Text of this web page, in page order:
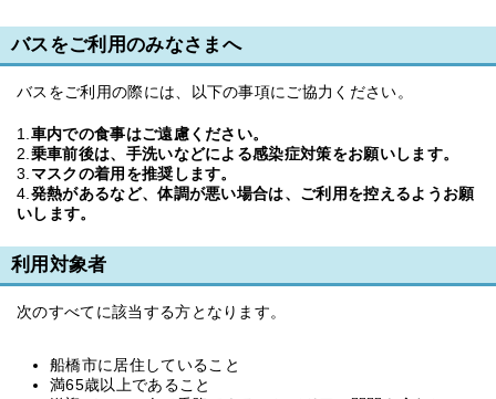
バスをご利用のみなさまへ
バスをご利用の際には、以下の事項にご協力ください。
1. 車内での食事はご遠慮ください。
2. 乗車前後は、手洗いなどによる感染症対策をお願いします。
3. マスクの着用を推奨します。
4. 発熱があるなど、体調が悪い場合は、ご利用を控えるようお願
いします。
利用対象者
次のすべてに該当する方となります。
船橋市に居住していること
満65歳以上であること